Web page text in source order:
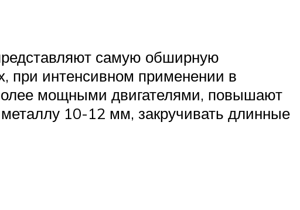
самую обширную
при интенсивном применении в
мощными двигателями, повышают
10-12 мм, закручивать длинные